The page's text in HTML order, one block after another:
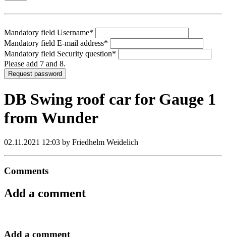
Mandatory field Username*
Mandatory field E-mail address*
Mandatory field Security question*
Please add 7 and 8.
Request password
DB Swing roof car for Gauge 1
from Wunder
02.11.2021 12:03 by Friedhelm Weidelich
Comments
Add a comment
Add a comment